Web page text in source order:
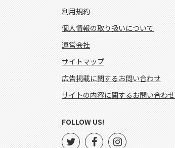
利用規約
個人情報の取り扱いについて
運営会社
サイトマップ
広告掲載に関するお問い合わせ
サイトの内容に関するお問い合わせ
FOLLOW US!